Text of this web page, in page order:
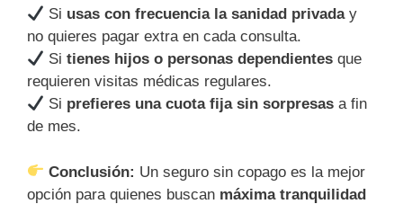
Si usas con frecuencia la sanidad privaday
no quieres pagar extra en cada consulta.
Sitienes hijos o personas dependientes que
requieren visitas médicas regulares.
Si prefieres una cuota fija sin sorpresas a fin
de mes.
Conclusión: Un seguro sin copago es la mejor
opción para quienes buscan máxima tranquilidad